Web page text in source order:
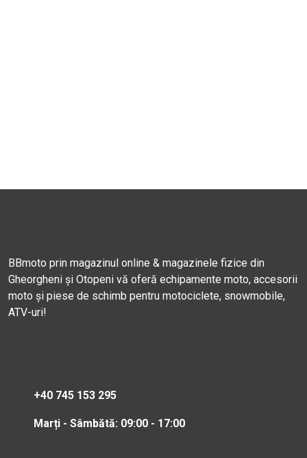
BBmoto prin magazinul online & magazinele fizice din
Gheorgheni și Otopeni vă oferă echipamente moto, accesorii
moto și piese de schimb pentru motociclete, snowmobile,
ATV-uri!
+40 745 153 295
Marți - Sâmbătă: 09:00 - 17:00